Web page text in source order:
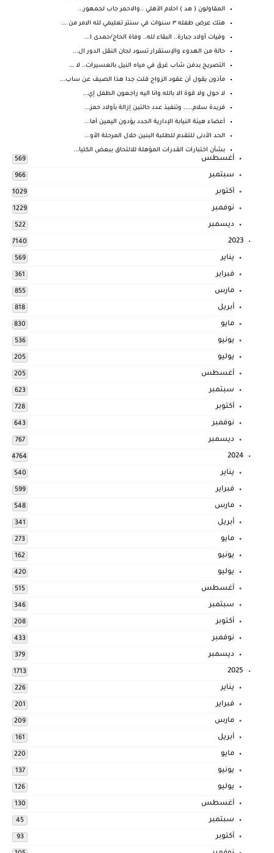
المقاولون ( هد ) احلام الأهلي ..والاحمر جاب لجمهور...
هتك عرض طفله ٣ سنوات في سنتر تعليمي لله الامر من ...
وفيات أولاد جبارة.. البقاء لله.. وفاة الحاج/حمدى ا...
حالة من الهدوء والإستقرار تسود لجان النقل الدور ال...
التصريح بدفن شاب غرق في مياه النيل بالعسيرات.. لا ...
مأذون يقول أن عقود الزواج قلت جدا هذا الصيف عن ساب...
لا حول ولا قوة الا بالله وانا اليه راجعون الطفل إي...
فريدة سلام..... وتنفيذ عدد حالتين إزالة بأولاد حمز...
أعضاء هيئة النيابة الإدارية الجدد يؤدون اليمين أما...
الحد الأدنى للتقدم للطلبة البنين خلال المرحلة الأو...
بشأن اختبارات القدرات المؤهلة للالتحاق ببعض الكليا...
أغسطس 569
سبتمبر 966
أكتوبر 1029
نوفمبر 1229
ديسمبر 522
2023
7140
يناير 569
فبراير 361
مارس 855
أبريل 818
مايو 830
يونيو 536
يوليو 205
أغسطس 205
سبتمبر 623
أكتوبر 728
نوفمبر 643
ديسمبر 767
2024
4764
يناير 540
فبراير 599
مارس 548
أبريل 341
مايو 273
يونيو 162
يوليو 420
أغسطس 515
سبتمبر 346
أكتوبر 208
نوفمبر 433
ديسمبر 379
2025
1713
يناير 226
فبراير 201
مارس 209
أبريل 161
مايو 220
يونيو 137
يوليو 126
أغسطس 130
سبتمبر 45
أكتوبر 93